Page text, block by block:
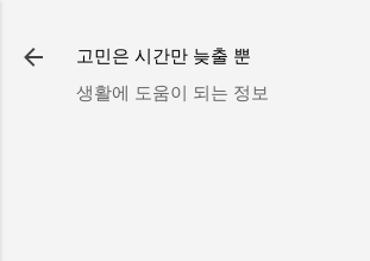
고민은 시간만 늦출 뿐
생활에 도움이 되는 정보